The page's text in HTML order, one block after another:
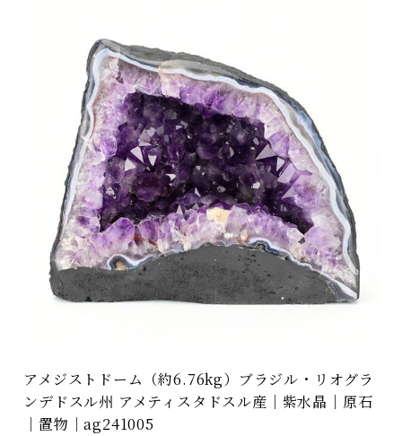
アメジストドーム（約6.76kg）ブラジル・リオグラ
ンデドスル州 アメティスタドスル産｜紫水晶｜原石
｜置物｜ag241005